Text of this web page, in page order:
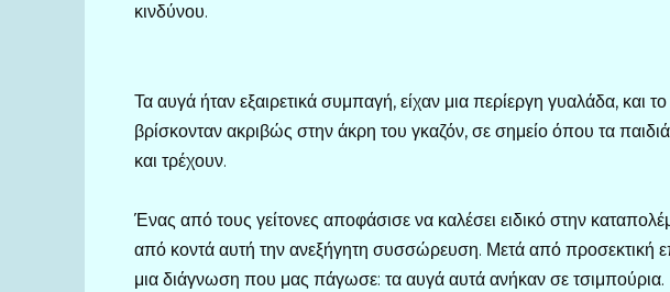
κινδύνου.
Τα αυγά ήταν εξαιρετικά συμπαγή, είχαν μια περίεργη γυαλάδα, και
βρίσκονταν ακριβώς στην άκρη του γκαζόν, σε σημείο όπου τα παιδιά
και τρέχουν.
Ένας από τους γείτονες αποφάσισε να καλέσει ειδικό στην
από κοντά αυτή την ανεξήγητη συσσώρευση. Μετά από προσεκτική
μια διάγνωση που μας πάγωσε: τα αυγά αυτά ανήκαν σε τσιμπούρια.